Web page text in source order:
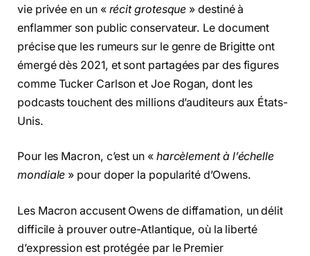
vie privée en un « récit grotesque » destiné à
enflammer son public conservateur. Le document
précise que les rumeurs sur le genre de Brigitte ont
émergé dès 2021, et sont partagées par des figures
comme Tucker Carlson et Joe Rogan, dont les
podcasts touchent des millions d’auditeurs aux États-
Unis.
Pour les Macron, c’est un « harcèlement à l’échelle
mondiale » pour doper la popularité d’Owens.
Les Macron accusent Owens de diffamation, un délit
difficile à prouver outre-Atlantique, où la liberté
d’expression est protégée par le Premier